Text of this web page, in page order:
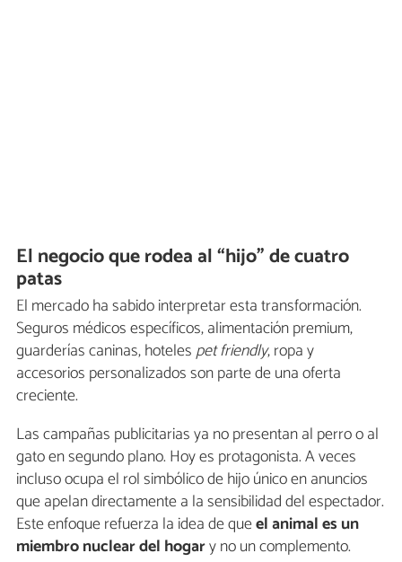
El negocio que rodea al “hijo” de cuatro
patas
El mercado ha sabido interpretar esta transformación.
Seguros médicos específicos, alimentación premium,
guarderías caninas, hotelespet friendly, ropa y
accesorios personalizados son parte de una oferta
creciente.
Las campañas publicitarias ya no presentan al perro o al
gato en segundo plano. Hoy es protagonista. A veces
incluso ocupa el rol simbólico de hijo único en anuncios
que apelan directamente a la sensibilidad del espectador.
Este enfoque refuerza la idea de queel animal es un
miembro nuclear del hogary no un complemento.